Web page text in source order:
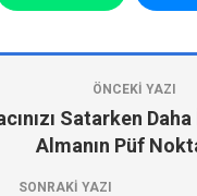
ÖNCEKI YAZI
Satarken
Almanın Püf
SONRAKI YAZI